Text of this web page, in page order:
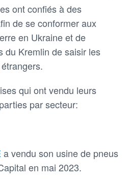
ont confiés à des
de se conformer aux
en Ukraine et de
du Kremlin de saisir les
qui ont vendu leurs
par secteur:
a vendu son usine de pneus
en mai 2023.